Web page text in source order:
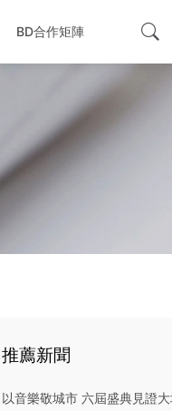
BD合作矩陣 
推薦新聞
以音樂敬城市 六屆盛典見證